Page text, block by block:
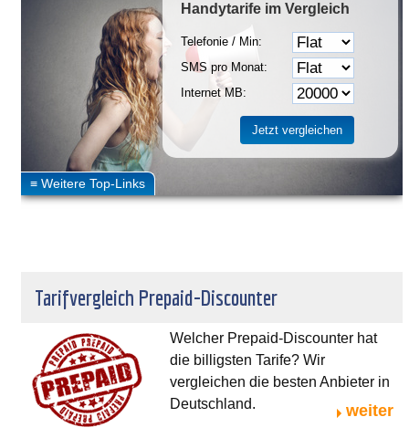
Handytarife im Vergleich
Telefonie / Min:
SMS pro Monat:
Internet MB:
Tarifvergleich Prepaid-Discounter
Welcher Prepaid-Discounter hat
die billigsten Tarife? Wir
vergleichen die besten Anbieter in
Deutschland.
weiter